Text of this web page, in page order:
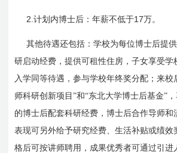
2.计划内博士后：年薪不低于17万。
其他待遇还包括：学校为每位博士后提
研启动经费，提供可租性住房，子女享受学
入学同等待遇，参与学校年终奖分配；来校
师科研创新项目”和“东北大学博士后基金”
的博士后配套科研经费，博士后合作导师和
表现可另外给予研究经费、生活补贴或绩效
格后可按讲师聘用，成果优秀者可通过引进